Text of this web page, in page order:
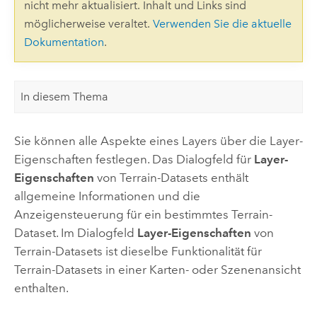
nicht mehr aktualisiert. Inhalt und Links sind
möglicherweise veraltet. Verwenden Sie die aktuelle
Dokumentation.
In diesem Thema
Sie können alle Aspekte eines Layers über die Layer-
Eigenschaften festlegen. Das Dialogfeld für Layer-
Eigenschaften von Terrain-Datasets enthält
allgemeine Informationen und die
Anzeigensteuerung für ein bestimmtes Terrain-
Dataset. Im Dialogfeld Layer-Eigenschaften von
Terrain-Datasets ist dieselbe Funktionalität für
Terrain-Datasets in einer Karten- oder Szenenansicht
enthalten.